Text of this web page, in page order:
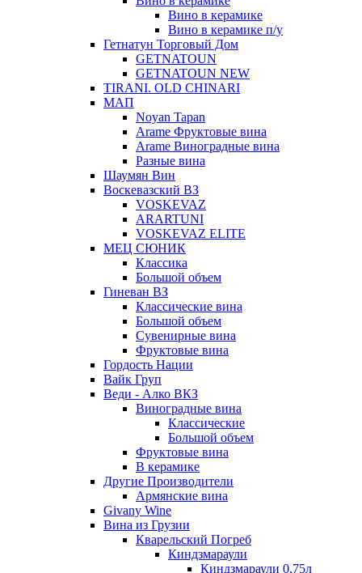
Вино в керамике
Вино в керамике п/у
Гетнатун Торговый Дом
GETNATOUN
GETNATOUN NEW
TIRANI. OLD CHINARI
МАП
Noyan Tapan
Arame Фруктовые вина
Arame Виноградные вина
Разные вина
Шаумян Вин
Воскевазский ВЗ
VOSKEVAZ
ARARTUNI
VOSKEVAZ ELITE
МЕЦ СЮНИК
Классика
Большой объем
Гиневан ВЗ
Классические вина
Большой объем
Сувенирные вина
Фруктовые вина
Гордость Нации
Вайк Груп
Веди - Алко ВКЗ
Виноградные вина
Классические
Большой объем
Фруктовые вина
В керамике
Другие Производители
Армянские вина
Givany Wine
Вина из Грузии
Кварельский Погреб
Киндзмараули
Киндзмараули 0,75л